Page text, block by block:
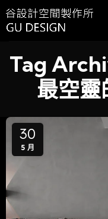
Tag
最空靈
30
5 月